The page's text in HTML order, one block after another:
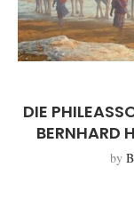
DIE
BERNHARD
by